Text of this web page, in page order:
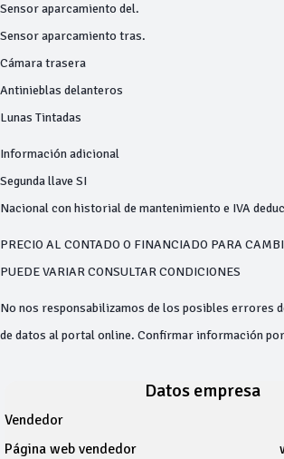
Sensor aparcamiento del.
Sensor aparcamiento tras.
Cámara trasera
Antinieblas delanteros
Lunas Tintadas
Información adicional
Segunda llave SI
Nacional con historial de mantenimiento e IVA
PRECIO AL CONTADO O FINANCIADO PARA
PUEDE VARIAR CONSULTAR CONDICIONES
No nos responsabilizamos de los posibles errores
de datos al portal online. Confirmar información
Datos empresa
Vendedor
Página web vendedor